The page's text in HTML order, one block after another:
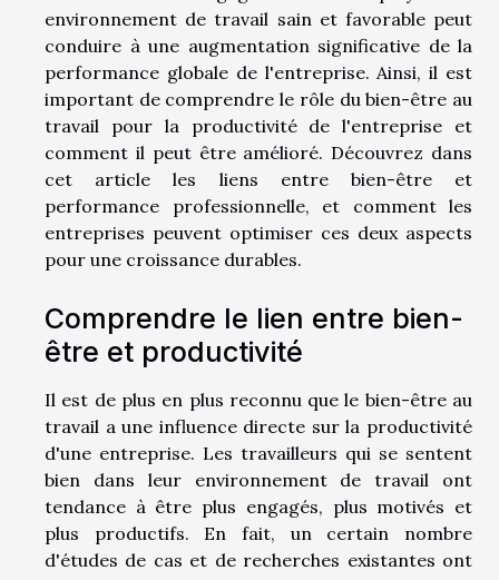
environnement de travail sain et favorable peut
conduire à une augmentation significative de la
performance globale de l'entreprise. Ainsi, il est
important de comprendre le rôle du bien-être au
travail pour la productivité de l'entreprise et
comment il peut être amélioré. Découvrez dans
cet article les liens entre bien-être et
performance professionnelle, et comment les
entreprises peuvent optimiser ces deux aspects
pour une croissance durables.
Comprendre le lien entre bien-
être et productivité
Il est de plus en plus reconnu que le bien-être au
travail a une influence directe sur la productivité
d'une entreprise. Les travailleurs qui se sentent
bien dans leur environnement de travail ont
tendance à être plus engagés, plus motivés et
plus productifs. En fait, un certain nombre
d'études de cas et de recherches existantes ont